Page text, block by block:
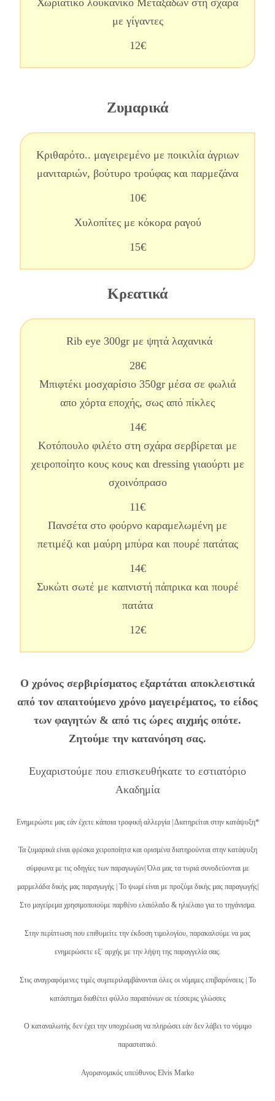
Χωριάτικο λουκάνικο Μεταξάδων στη σχάρα
με γίγαντες
12€
Ζυμαρικά
Κριθαρότο.. μαγειρεμένο με ποικιλία άγριων
μανιταριών, βούτυρο τρούφας και παρμεζάνα
10€
Χυλοπίτες με κόκορα ραγού
15€
Κρεατικά
Rib eye 300gr με ψητά λαχανικά
28€
Μπιφτέκι μοσχαρίσιο 350gr μέσα σε φωλιά
απο χόρτα εποχής, σως από πίκλες
14€
Κοτόπουλο φιλέτο στη σχάρα σερβίρεται με
χειροποίητο κους κους και dressing γιαούρτι με
σχοινόπρασο
11€
Πανσέτα στο φούρνο καραμελωμένη με
πετιμέζι και μαύρη μπύρα και πουρέ πατάτας
14€
Συκώτι σωτέ με καπνιστή πάπρικα και πουρέ
πατάτα
12€
Ο χρόνος σερβιρίσματος εξαρτάται αποκλειστικά
από τον απαιτούμενο χρόνο μαγειρέματος, το είδος
των φαγητών & από τις ώρες αιχμής οπότε.
Zητούμε την κατανόηση σας.
Ευχαριστούμε που επισκευθήκατε το εστιατόριο
Ακαδημία
Ενημερώστε μας εάν έχετε κάποια τροφική αλλεργία | Διατηρείται στην κατάψυξη*
Τα ζυμαρικά είναι φρέσκα χειροποίητα και ορισμένα διατηρούνται στην κατάψυξη
σύμφωνα με τις οδηγίες των παραγωγών| Όλα μας τα τυριά συνοδεύονται με
μαρμελάδα δικής μας παραγωγής | Το ψωμί είναι με προζύμι δικής μας παραγωγής|
Στο μαγείρεμα χρησιμοποιούμε παρθένο ελαιόλαδο & ηλιέλαιο για το τηγάνισμα.
Στην περίπτωση που επιθυμείτε την έκδοση τιμολογίου, παρακαλούμε να μας
ενημερώσετε εξ΄ αρχής με την λήψη της παραγγελία σας.
Στις αναγραφόμενες τιμές συμπεριλαμβάνονται όλες οι νόμιμες επιβαρύνσεις | Το
κατάστημα διαθέτει φύλλο παραπόνων σε τέσσερις γλώσσες
Ο καταναλωτής δεν έχει την υποχρέωση να πληρώσει εάν δεν λάβει το νόμιμο
παραστατικό.
Αγορανομικός υπεύθυνος Elvis Marko